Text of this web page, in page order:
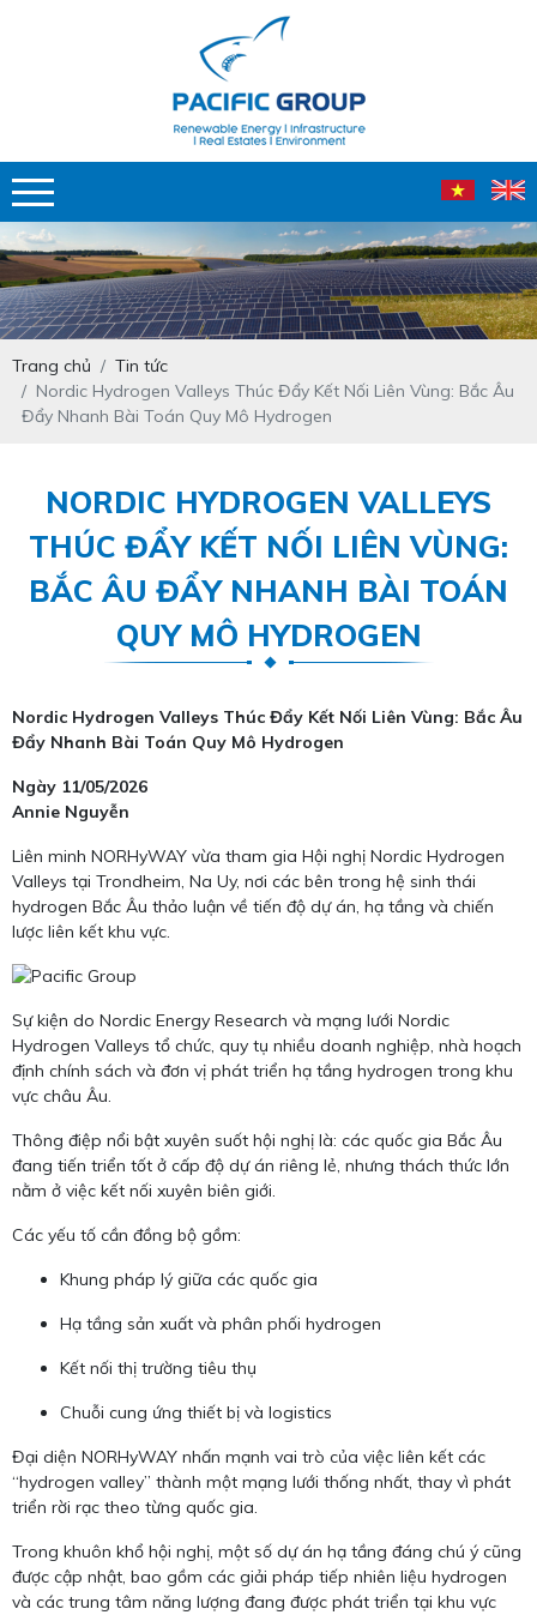
Trang chủ
Tin tức
Nordic Hydrogen Valleys Thúc Đẩy Kết Nối Liên Vùng: Bắc Âu
Đẩy Nhanh Bài Toán Quy Mô Hydrogen
NORDIC HYDROGEN VALLEYS
THÚC ĐẨY KẾT NỐI LIÊN VÙNG:
BẮC ÂU ĐẨY NHANH BÀI TOÁN
QUY MÔ HYDROGEN
Nordic Hydrogen Valleys Thúc Đẩy Kết Nối Liên Vùng: Bắc Âu
Đẩy Nhanh Bài Toán Quy Mô Hydrogen
Ngày 11/05/2026
Annie Nguyễn
Liên minh NORHyWAY vừa tham gia Hội nghị Nordic Hydrogen
Valleys tại Trondheim, Na Uy, nơi các bên trong hệ sinh thái
hydrogen Bắc Âu thảo luận về tiến độ dự án, hạ tầng và chiến
lược liên kết khu vực.
Sự kiện do Nordic Energy Research và mạng lưới Nordic
Hydrogen Valleys tổ chức, quy tụ nhiều doanh nghiệp, nhà hoạch
định chính sách và đơn vị phát triển hạ tầng hydrogen trong khu
vực châu Âu.
Thông điệp nổi bật xuyên suốt hội nghị là: các quốc gia Bắc Âu
đang tiến triển tốt ở cấp độ dự án riêng lẻ, nhưng thách thức lớn
nằm ở việc kết nối xuyên biên giới.
Các yếu tố cần đồng bộ gồm:
Khung pháp lý giữa các quốc gia
Hạ tầng sản xuất và phân phối hydrogen
Kết nối thị trường tiêu thụ
Chuỗi cung ứng thiết bị và logistics
Đại diện NORHyWAY nhấn mạnh vai trò của việc liên kết các
“hydrogen valley” thành một mạng lưới thống nhất, thay vì phát
triển rời rạc theo từng quốc gia.
Trong khuôn khổ hội nghị, một số dự án hạ tầng đáng chú ý cũng
được cập nhật, bao gồm các giải pháp tiếp nhiên liệu hydrogen
và các trung tâm năng lượng đang được phát triển tại khu vực